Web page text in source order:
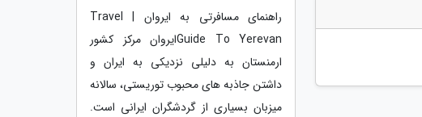
راهنمای مسافرتی به ایروان | Travel
Guide To Yerevanایروان مرکز کشور
ارمنستان به دلیلی نزدیکی به ایران و
داشتن جاذبه های محبوب توریستی، سالانه
میزبان بسیاری از گردشگران ایرانی است.